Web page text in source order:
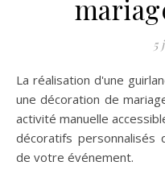
5
La réalisation d'une guirlande en papier crépon transforme
une décoration de
activité manuelle
décoratifs personnalisés
de votre événement.